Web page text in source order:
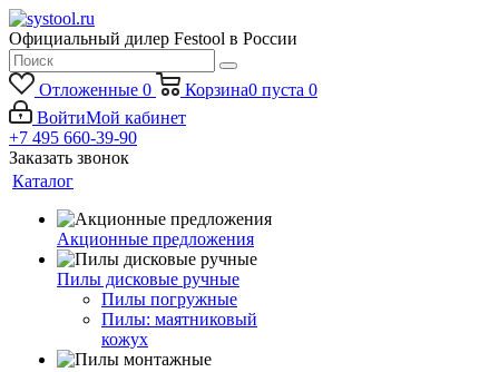
Официальный дилер Festool в России
Отложенные 0 Корзина0 пуста 0
ВойтиМой кабинет
+7 495 660-39-90
Заказать звонок
Каталог
Акционные предложения
Пилы дисковые ручные
Пилы погружные
Пилы: маятниковый
кожух